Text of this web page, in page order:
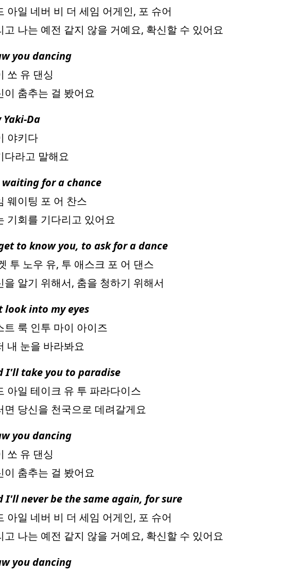
아일 네버 비 더 세임 어게인, 포 슈어
고 나는 예전 같지 않을 거예요, 확신할 수 있어요
you dancing
쏘 유 댄싱
이 춤추는 걸 봤어요
Yaki-Da
야키다
다라고 말해요
for a chance
웨이팅 포 어 찬스
기회를 기다리고 있어요
to know you, to ask for a dance
투 노우 유, 투 애스크 포 어 댄스
을 알기 위해서, 춤을 청하기 위해서
look into my eyes
트 룩 인투 마이 아이즈
내 눈을 바라봐요
I'll take you to paradise
아일 테이크 유 투 파라다이스
면 당신을 천국으로 데려갈게요
you dancing
쏘 유 댄싱
이 춤추는 걸 봤어요
I'll never be the same again, for sure
아일 네버 비 더 세임 어게인, 포 슈어
고 나는 예전 같지 않을 거예요, 확신할 수 있어요
you dancing